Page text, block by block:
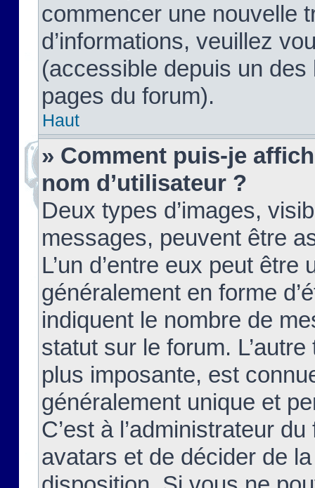
commencer une nouvelle
d’informations, veuillez
(accessible depuis un
pages du forum).
Haut
» Comment puis-je
nom d’utilisateur ?
Deux types d’images,
messages, peuvent être
L’un d’entre eux peut
généralement en forme
indiquent le nombre de
statut sur le forum.
plus imposante, est
généralement unique et
C’est à l’administrateur
avatars et de décider de